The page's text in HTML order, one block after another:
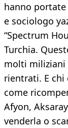
hanno portate
e sociologo
“Spectrum
Turchia.
molti miliziani
rientrati. E chi
come
Afyon,
venderla o